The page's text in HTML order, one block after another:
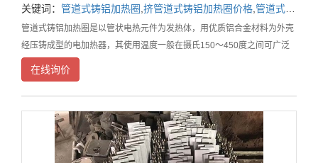
关键词： 管道式铸铝加热圈 挤管道式铸铝加热圈价格 管道式铸铝加热圈厂家
管道式铸铝加热圈是以管状电热元件为发热体，用优质铝合金材料为外壳
经压铸成型的电加热器，其使用温度一般在摄氏150～450度之间可广泛
应用于塑料机械、模头、电缆机械、化工、橡胶、石油等设备上。铸铝加
热器特点具有长寿命、保温性能好、机械性能强、
在线询价